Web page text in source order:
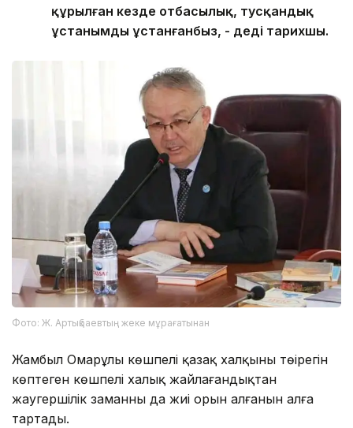
құрылған кезде отбасылық, тусқандық
ұстанымды ұстанғанбыз, - деді тарихшы.
Фото: Ж. Артықбаевтың жеке мұрағатынан
Жамбыл Омарұлы көшпелі қазақ халқының төңірегін
көптеген көшпелі халық жайлағандықтан
жаугершілік заманның да жиі орын алғанын алға
тартады.